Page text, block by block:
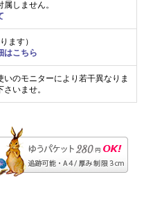
しません。
ます）
はこちら
いのモニターにより若干異なりま
いませ。